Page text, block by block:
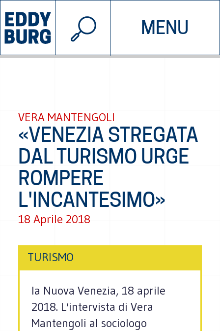
MENU
INIZIATIVE CHI SIAMO
© 2026 EDDYBURG
VERA MANTENGOLI
«VENEZIA STREGATA
DAL TURISMO URGE
ROMPERE
L'INCANTESIMO»
18 Aprile 2018
TURISMO
la Nuova Venezia, 18 aprile
2018. L'intervista di Vera
Mantengoli al sociologo